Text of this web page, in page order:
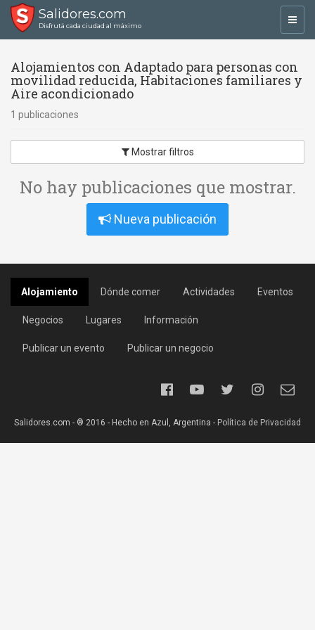
Salidores.com
Disfrutá cada ciudad al máximo
Alojamientos con Adaptado para personas con
movilidad reducida, Habitaciones familiares y
Aire acondicionado
1 publicaciones
Mostrar filtros
No hay publicaciones que mostrar.
Nueva publicación
Alojamiento Dónde comer Actividades Eventos
Negocios Lugares Información
Publicar un evento Publicar un negocio
Salidores.com - ® 2016 - Hecho en Azul, Argentina - Política de Privacidad